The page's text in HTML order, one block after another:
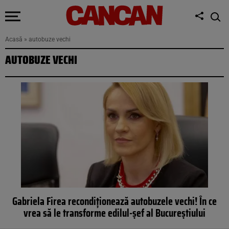
Acasă » autobuze vechi
AUTOBUZE VECHI
Gabriela Firea recondiționează autobuzele vechi! În ce
vrea să le transforme edilul-șef al Bucureștiului